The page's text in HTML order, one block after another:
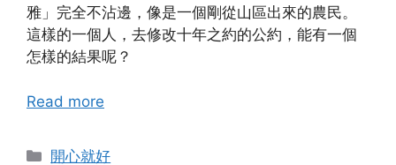
雅」完全不沾邊，像是一個剛從山區出來的農民。
這樣的一個人，去修改十年之約的公約，能有一個
怎樣的結果呢？
Read more
Categories
開心就好